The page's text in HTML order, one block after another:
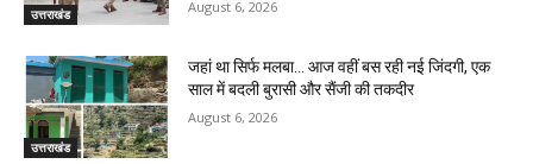
उत्तराखंड August 6, 2026
उत्तराखंड
जहां था सिर्फ मलबा… आज वहीं बस रही नई जिंदगी, एक
साल में बदली बुरासी और सैंजी की तकदीर
August 6, 2026